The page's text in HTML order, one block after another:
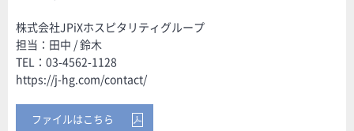
株式会社JPiXホスピタリティグループ
担当：田中 / 鈴木
TEL：03-4562-1128
https://j-hg.com/contact/
ファイルはこちら